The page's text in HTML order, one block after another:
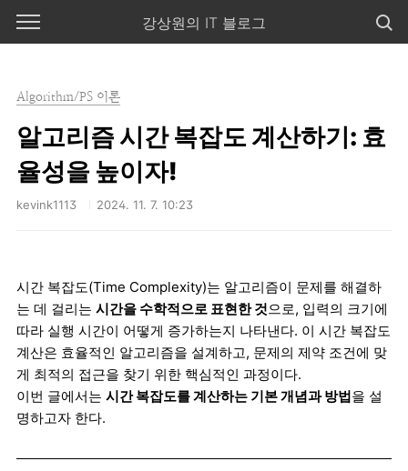
강상원의 IT 블로그
Algorithm/PS 이론
알고리즘 시간 복잡도 계산하기: 효
율성을 높이자!
kevink1113 2024. 11. 7. 10:23
시간 복잡도(Time Complexity)는 알고리즘이 문제를 해결하
는 데 걸리는 시간을 수학적으로 표현한 것으로, 입력의 크기에
따라 실행 시간이 어떻게 증가하는지 나타낸다. 이 시간 복잡도
계산은 효율적인 알고리즘을 설계하고, 문제의 제약 조건에 맞
게 최적의 접근을 찾기 위한 핵심적인 과정이다.
이번 글에서는 시간 복잡도를 계산하는 기본 개념과 방법을 설
명하고자 한다.